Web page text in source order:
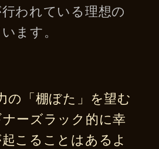
われている理想の
ます。
の「棚ぼた」を望む
ーズラック的に幸
こることはあるよ